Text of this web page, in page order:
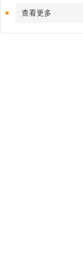
查看更多